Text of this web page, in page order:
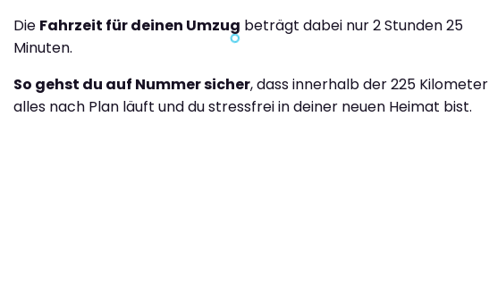
Die Fahrzeit für deinen Umzug beträgt dabei nur 2 Stunden 25
Minuten.
So gehst du auf Nummer sicher, dass innerhalb der 225 Kilometer
alles nach Plan läuft und du stressfrei in deiner neuen Heimat bist.